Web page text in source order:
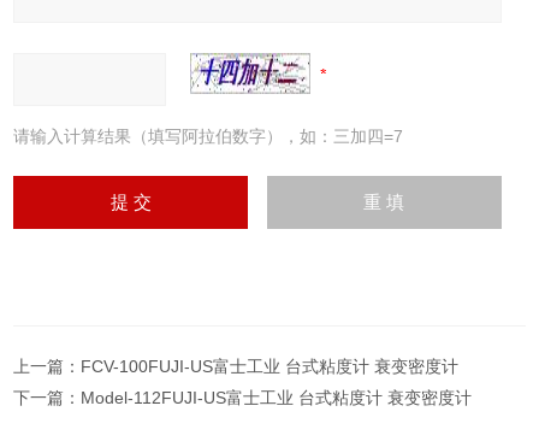
请输入计算结果（填写阿拉伯数字），如：三加四=7
上一篇： FCV-100FUJI-US富士工业 台式粘度计 衰变密度计
下一篇： Model-112FUJI-US富士工业 台式粘度计 衰变密度计